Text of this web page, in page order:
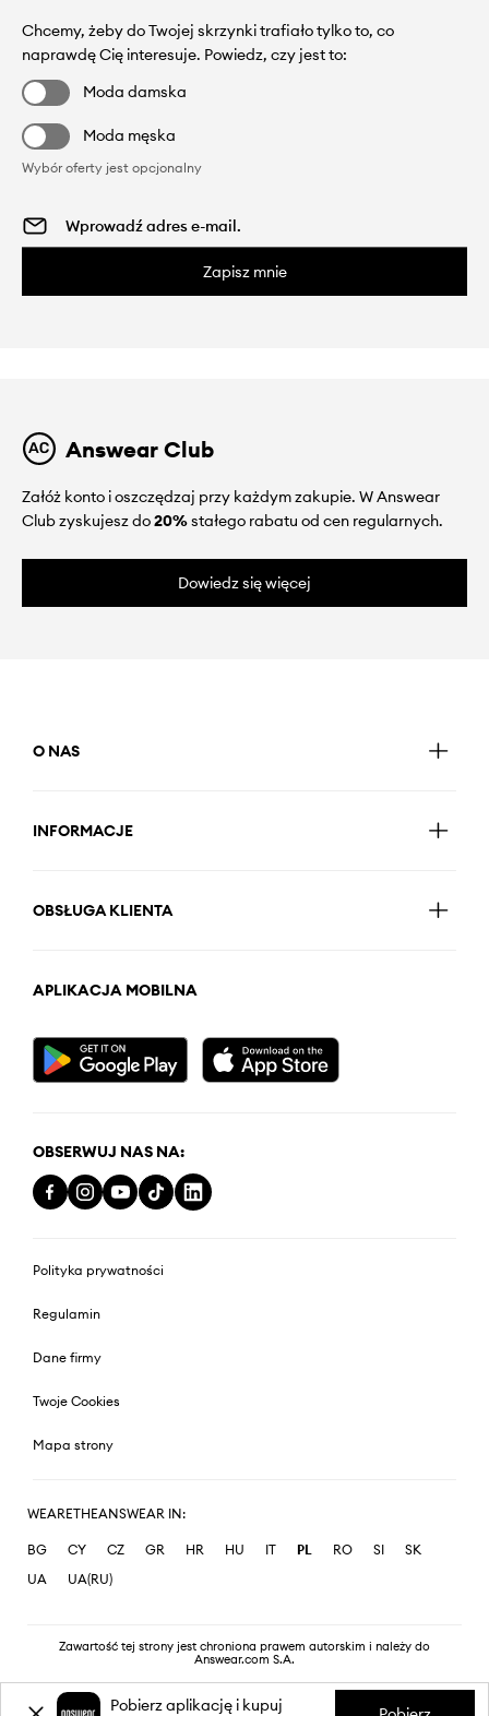
Chcemy, żeby do Twojej skrzynki trafiało tylko to, co
naprawdę Cię interesuje. Powiedz, czy jest to:
Moda damska
Moda męska
Wybór oferty jest opcjonalny
Zapisz mnie
Answear Club
Załóż konto i oszczędzaj przy każdym zakupie. W Answear
Club zyskujesz do20%stałego rabatu od cen regularnych.
Dowiedz się więcej
O NAS
INFORMACJE
OBSŁUGA KLIENTA
APLIKACJA MOBILNA
OBSERWUJ NAS NA:
Polityka prywatności
Regulamin
Dane firmy
Twoje Cookies
Mapa strony
WEARETHEANSWEAR IN:
BG CY CZ GR HR HU IT PL RO SI
SK
UA
UA(RU)
Zawartość tej strony jest chroniona prawem autorskim i należy do
Answear.com S.A.
Pobierz aplikację i kupuj